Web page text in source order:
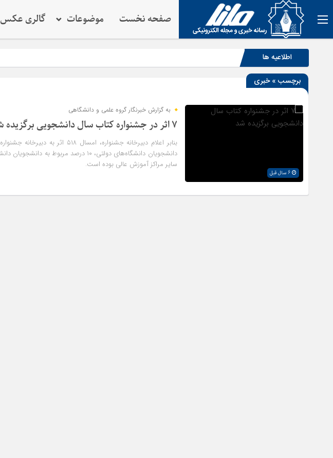
صفحه نخست موضوعات گالری عکس
اطلاعیه ها
برچسب » خبری
به گزارش خبرنگار گروه علمی و دانشگاهی
۷ اثر در جشنواره کتاب سال دانشجویی برگزیده شد
سایر مراکز آموزش عالی بوده است.